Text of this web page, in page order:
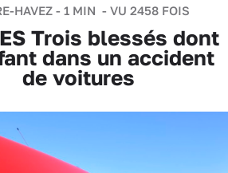
HAVEZ- 1 MIN - VU 2458 FOIS
Trois blessés dont
dans un accident
de voitures